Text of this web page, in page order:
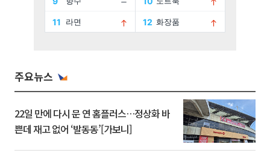
주요뉴스
22일 만에 다시 문 연 홈플러스…정상화 바
쁜데 재고 없어 ‘발동동’[가보니]